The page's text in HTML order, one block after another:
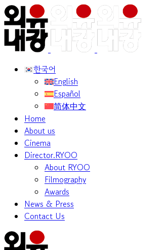
한국어
English
Español
简体中文
Home
About us
Cinema
Director.RYOO
About RYOO
Filmography
Awards
News & Press
Contact Us